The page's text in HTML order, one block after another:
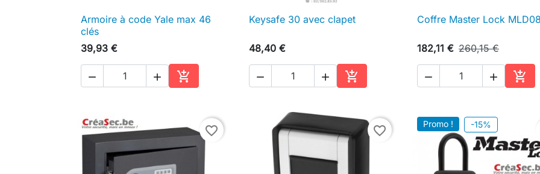
 Aperçu rapide
Armoire à code Yale max 46
clés
39,93 €
  
Ajouter au panier
 Aperçu rapide
Keysafe 30 avec clapet
48,40 €
  
Ajouter au panier
 Aperçu rapide
Coffre Master Lock
182,11 € 260,15 €
  
favorite_border favorite_border Promo ! -15%